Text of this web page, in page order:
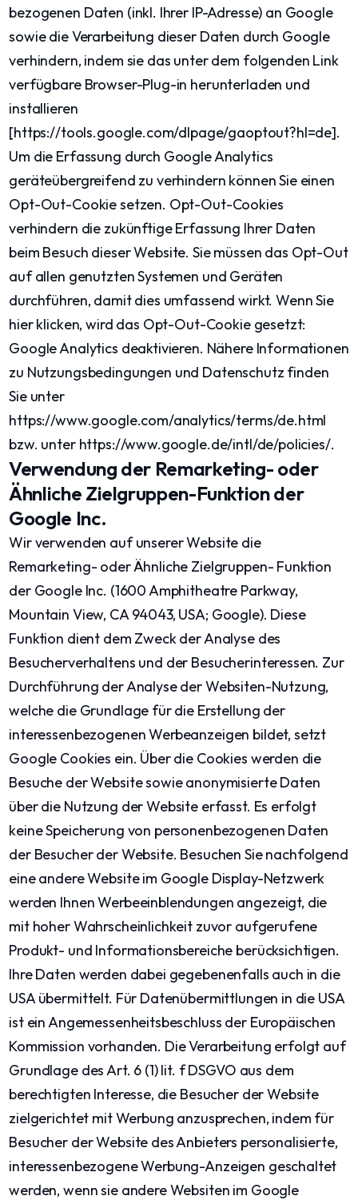
bezogenen Daten (inkl. Ihrer IP-Adresse) an Google
sowie die Verarbeitung dieser Daten durch Google
verhindern, indem sie das unter dem folgenden Link
verfügbare Browser-Plug-in herunterladen und
installieren
[https://tools.google.com/dlpage/gaoptout?hl=de].
Um die Erfassung durch Google Analytics
geräteübergreifend zu verhindern können Sie einen
Opt-Out-Cookie setzen. Opt-Out-Cookies
verhindern die zukünftige Erfassung Ihrer Daten
beim Besuch dieser Website. Sie müssen das Opt-Out
auf allen genutzten Systemen und Geräten
durchführen, damit dies umfassend wirkt. Wenn Sie
hier klicken, wird das Opt-Out-Cookie gesetzt:
Google Analytics deaktivieren. Nähere Informationen
zu Nutzungsbedingungen und Datenschutz finden
Sie unter
https://www.google.com/analytics/terms/de.html
bzw. unter https://www.google.de/intl/de/policies/.
Verwendung der Remarketing- oder
Ähnliche Zielgruppen-Funktion der
Google Inc.
Wir verwenden auf unserer Website die
Remarketing- oder Ähnliche Zielgruppen- Funktion
der Google Inc. (1600 Amphitheatre Parkway,
Mountain View, CA 94043, USA; Google). Diese
Funktion dient dem Zweck der Analyse des
Besucherverhaltens und der Besucherinteressen. Zur
Durchführung der Analyse der Websiten-Nutzung,
welche die Grundlage für die Erstellung der
interessenbezogenen Werbeanzeigen bildet, setzt
Google Cookies ein. Über die Cookies werden die
Besuche der Website sowie anonymisierte Daten
über die Nutzung der Website erfasst. Es erfolgt
keine Speicherung von personenbezogenen Daten
der Besucher der Website. Besuchen Sie nachfolgend
eine andere Website im Google Display-Netzwerk
werden Ihnen Werbeeinblendungen angezeigt, die
mit hoher Wahrscheinlichkeit zuvor aufgerufene
Produkt- und Informationsbereiche berücksichtigen.
Ihre Daten werden dabei gegebenenfalls auch in die
USA übermittelt. Für Datenübermittlungen in die USA
ist ein Angemessenheitsbeschluss der Europäischen
Kommission vorhanden. Die Verarbeitung erfolgt auf
Grundlage des Art. 6 (1) lit. f DSGVO aus dem
berechtigten Interesse, die Besucher der Website
zielgerichtet mit Werbung anzusprechen, indem für
Besucher der Website des Anbieters personalisierte,
interessenbezogene Werbung-Anzeigen geschaltet
werden, wenn sie andere Websiten im Google